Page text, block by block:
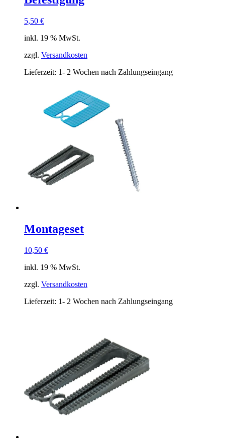
5,50 €
inkl. 19 % MwSt.
zzgl. Versandkosten
Lieferzeit: 1- 2 Wochen nach Zahlungseingang
Montageset
10,50 €
inkl. 19 % MwSt.
zzgl. Versandkosten
Lieferzeit: 1- 2 Wochen nach Zahlungseingang